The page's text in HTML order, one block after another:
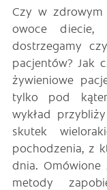
Czy w
owoce diecie,
dostrzegamy
pacjentów? Jak
żywieniowe
tylko pod
wykład
skutek
pochodzenia, z
dnia.
metody